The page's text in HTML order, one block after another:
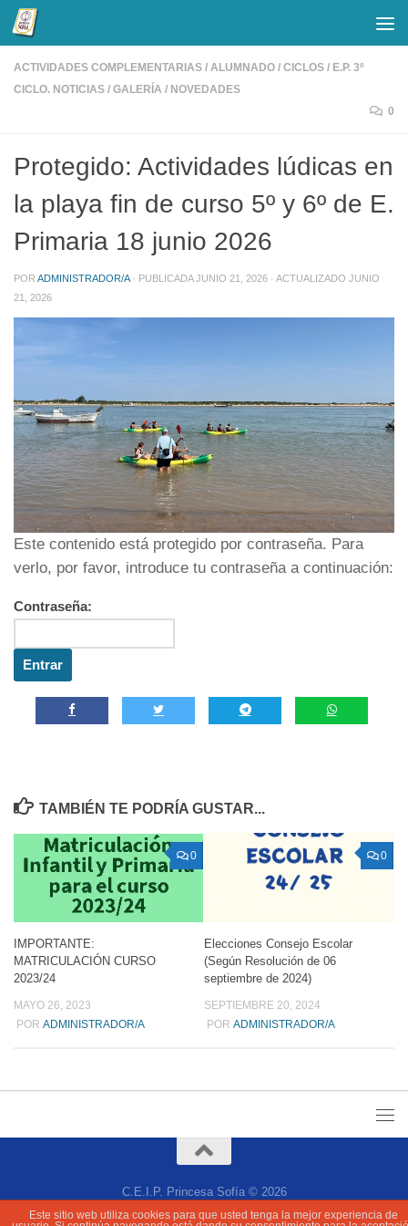
Saltar al contenido
ACTIVIDADES COMPLEMENTARIAS / ALUMNADO / CICLOS / E.P. 3º
CICLO. NOTICIAS / GALERÍA / NOVEDADES
0
Protegido: Actividades lúdicas en
la playa fin de curso 5º y 6º de E.
Primaria 18 junio 2026
POR ADMINISTRADOR/A · PUBLICADAJUNIO 21, 2026 · ACTUALIZADO JUNIO
21, 2026
Este contenido está protegido por contraseña. Para
verlo, por favor, introduce tu contraseña a continuación:
Contraseña:
TAMBIÉN TE PODRÍA GUSTAR...
0
IMPORTANTE:
MATRICULACIÓN CURSO
2023/24
MAYO 26, 2023
POR ADMINISTRADOR/A
0
Elecciones Consejo Escolar
(Según Resolución de 06
septiembre de 2024)
SEPTIEMBRE 20, 2024
POR ADMINISTRADOR/A
C.E.I.P. Princesa Sofía © 2026
Este sitio web utiliza cookies para que usted tenga la mejor experiencia de